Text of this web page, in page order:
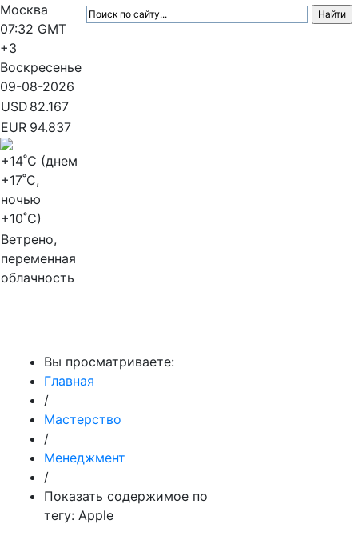
Москва
07:32 GMT
+3
Воскресенье
09-08-2026
USD 82.167
EUR 94.837
+14˚C (днем
+17˚C,
ночью
+10˚C)
Ветрено,
переменная
облачность
Вы просматриваете:
Главная
/
Мастерство
/
Менеджмент
/
Показать содержимое по
тегу: Apple